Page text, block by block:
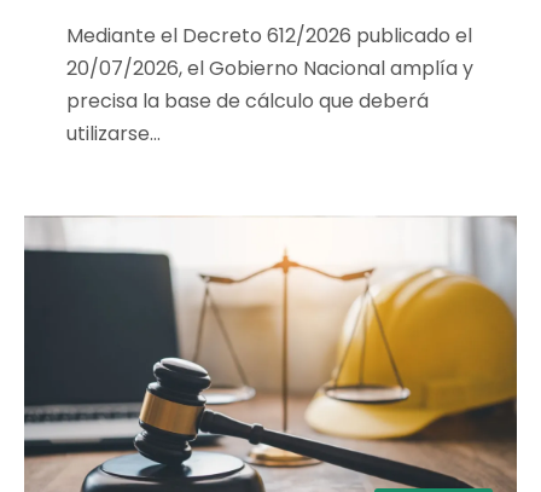
Mediante el Decreto 612/2026 publicado el
20/07/2026, el Gobierno Nacional amplía y
precisa la base de cálculo que deberá
utilizarse...